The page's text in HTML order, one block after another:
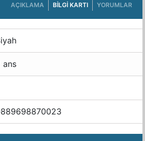
AÇIKLAMA BILGI KARTI YORUMLAR
ans